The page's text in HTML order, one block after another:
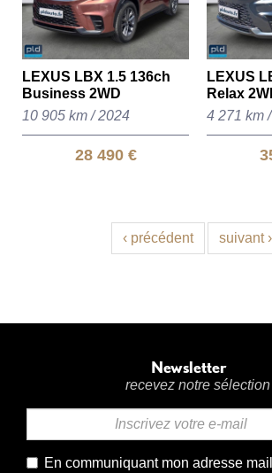
LEXUS LBX 1.5 136ch
Business 2WD
10 905 km / 2024
28 490 €
LEXUS
Relax
4 271 km /
‹ précédent suivant ›
Newsletter
recevez notre sélection
En communiquant mon adresse